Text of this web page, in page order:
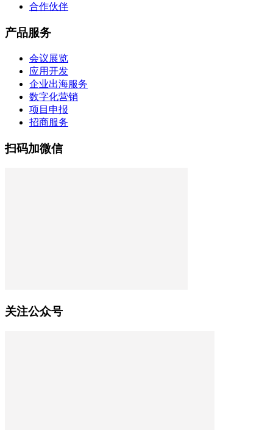
合作伙伴
产品服务
会议展览
应用开发
企业出海服务
数字化营销
项目申报
招商服务
扫码加微信
关注公众号